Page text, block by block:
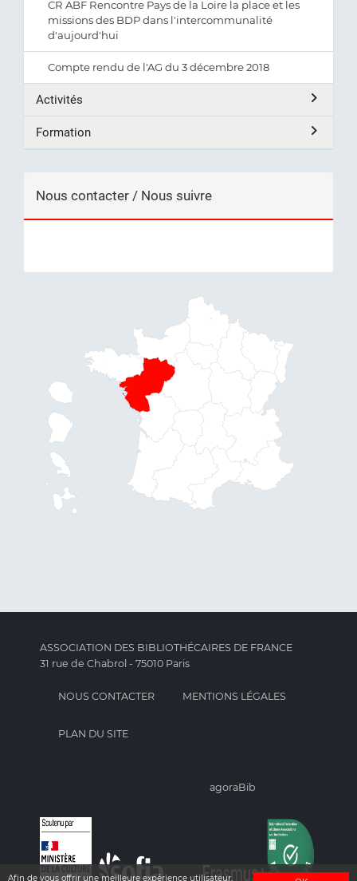
Afin de vous offrir une meilleure expérience utilisateur,
CR ABF Rencontre Pays de la Loire la place et les
missions des BDP dans l'intercommunalité
d'aujourd'hui
Compte rendu de l'AG du 3 décembre 2018
Activités
Formation
Nous contacter / Nous suivre
ASSOCIATION DES BIBLIOTHÉCAIRES DE FRANCE
31 rue de Chabrol - 75010 Paris
NOUS CONTACTER MENTIONS LÉGALES
PLAN DU SITE
agoraBib